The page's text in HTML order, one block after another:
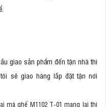
giao sản phẩm đến tận nhà thì
sẽ giao hàng lắp đặt tận nơi
mà ghế M1102 T-01 mang lại thì